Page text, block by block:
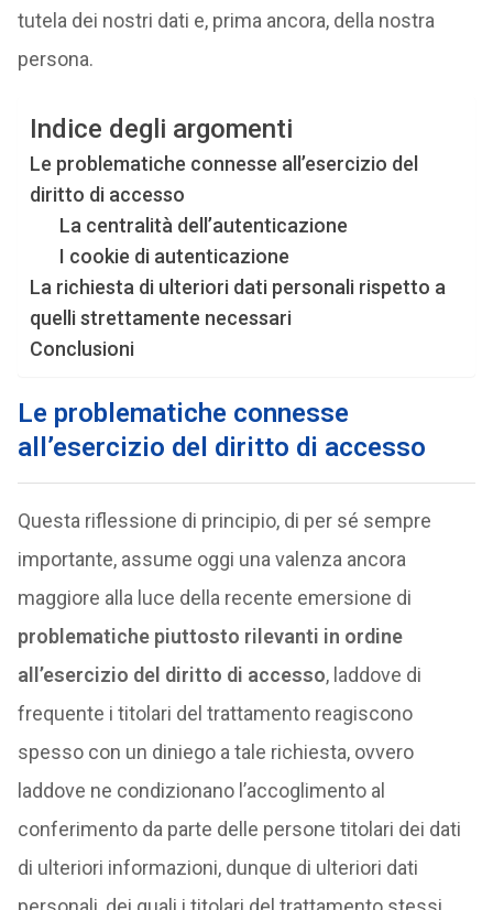
tutela dei nostri dati e, prima ancora, della nostra
persona.
Indice degli argomenti
Le problematiche connesse all’esercizio del
diritto di accesso
La centralità dell’autenticazione
I cookie di autenticazione
La richiesta di ulteriori dati personali rispetto a
quelli strettamente necessari
Conclusioni
Le problematiche connesse
all’esercizio del diritto di accesso
Questa riflessione di principio, di per sé sempre
importante, assume oggi una valenza ancora
maggiore alla luce della recente emersione di
problematiche piuttosto rilevanti in ordine
all’esercizio del diritto di accesso, laddove di
frequente i titolari del trattamento reagiscono
spesso con un diniego a tale richiesta, ovvero
laddove ne condizionano l’accoglimento al
conferimento da parte delle persone titolari dei dati
di ulteriori informazioni, dunque di ulteriori dati